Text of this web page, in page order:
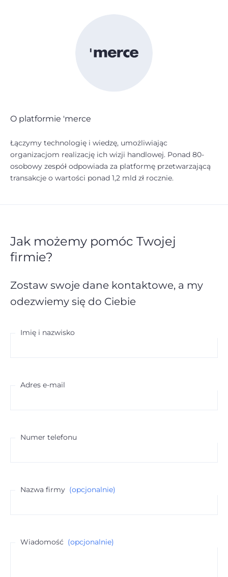
O platformie 'merce
Łączymy technologię i wiedzę, umożliwiając
organizacjom realizację ich wizji handlowej. Ponad 80-
osobowy zespół odpowiada za platformę przetwarzającą
transakcje o wartości ponad 1,2 mld zł rocznie.
Jak możemy pomóc Twojej
firmie?
Zostaw swoje dane kontaktowe, a my
odezwiemy się do Ciebie
Imię i nazwisko
Adres e-mail
Numer telefonu
Nazwa firmy (opcjonalnie)
Wiadomość (opcjonalnie)